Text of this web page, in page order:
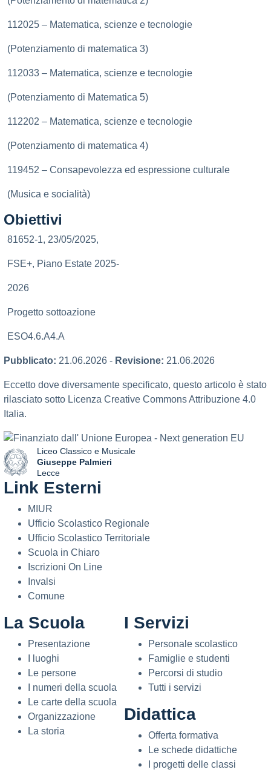
112025 – Matematica, scienze e tecnologie
(Potenziamento di matematica 3)
112033 – Matematica, scienze e tecnologie
(Potenziamento di Matematica 5)
112202 – Matematica, scienze e tecnologie
(Potenziamento di matematica 4)
119452 – Consapevolezza ed espressione culturale
(Musica e socialità)
Obiettivi
81652-1, 23/05/2025,
FSE+, Piano Estate 2025-
2026
Progetto sottoazione
ESO4.6.A4.A
Pubblicato: 21.06.2026 - Revisione: 21.06.2026
Eccetto dove diversamente specificato, questo articolo è stato
rilasciato sotto Licenza Creative Commons Attribuzione 4.0
Italia.
Liceo Classico e Musicale
Giuseppe Palmieri
Lecce
— Visita la pagina iniziale della scuola
Link Esterni
MIUR
Ufficio Scolastico Regionale
Ufficio Scolastico Territoriale
Scuola in Chiaro
Iscrizioni On Line
Invalsi
Comune
La Scuola
Presentazione
I luoghi
Le persone
I numeri della scuola
Le carte della scuola
Organizzazione
La storia
I Servizi
Personale scolastico
Famiglie e studenti
Percorsi di studio
Tutti i servizi
Didattica
Offerta formativa
Le schede didattiche
I progetti delle classi